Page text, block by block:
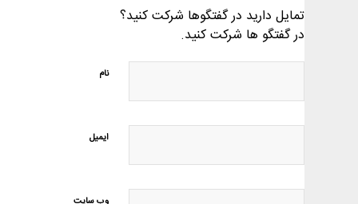
تمایل دارید در گفتگوها شرکت کنید؟
در گفتگو ها شرکت کنید.
نام
ایمیل